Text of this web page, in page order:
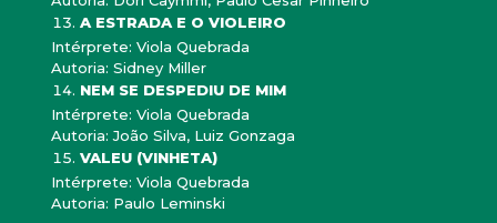
A ESTRADA E O VIOLEIRO
Intérprete: Viola Quebrada
Autoria: Sidney Miller
NEM SE DESPEDIU DE MIM
Intérprete: Viola Quebrada
Autoria: João Silva, Luiz Gonzaga
VALEU (VINHETA)
Intérprete: Viola Quebrada
Autoria: Paulo Leminski